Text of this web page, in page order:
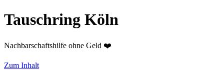
Tauschring Köln
Nachbarschaftshilfe ohne Geld ❤️
Zum Inhalt